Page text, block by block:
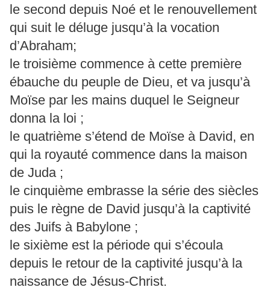
le second depuis Noé et le renouvellement
qui suit le déluge jusqu’à la vocation
d’Abraham;
le troisième commence à cette première
ébauche du peuple de Dieu, et va jusqu’à
Moïse par les mains duquel le Seigneur
donna la loi ;
le quatrième s’étend de Moïse à David, en
qui la royauté commence dans la maison
de Juda ;
le cinquième embrasse la série des siècles
puis le règne de David jusqu’à la captivité
des Juifs à Babylone ;
le sixième est la période qui s’écoula
depuis le retour de la captivité jusqu’à la
naissance de Jésus-Christ.